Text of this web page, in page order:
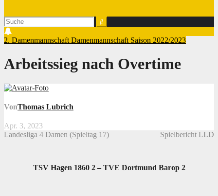
2. Damenmannschaft Damenmannschaft Saison 2022/2023
Arbeitssieg nach Overtime
VonThomas Lubrich
Apr. 3, 2023
Landesliga 4 Damen (Spieltag 17)
Spielbericht LLD
TSV Hagen 1860 2 – TVE Dortmund Barop 2